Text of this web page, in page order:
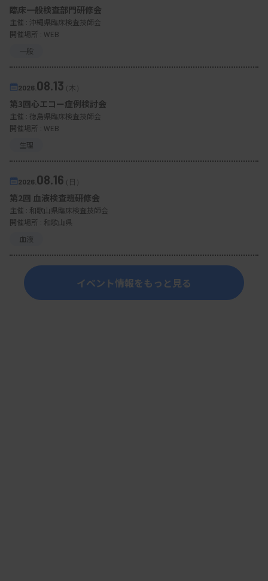
臨床一般検査部門研修会
主催 : 沖縄県臨床検査技師会
開催場所 : WEB
一般
2026. 08.13（木）
第3回心エコー症例検討会
主催 : 徳島県臨床検査技師会
開催場所 : WEB
生理
2026. 08.16（日）
第2回 血液検査班研修会
主催 : 和歌山県臨床検査技師会
開催場所 : 和歌山県
血液
イベント情報をもっと見る